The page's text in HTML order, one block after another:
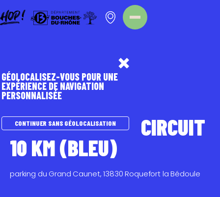
FONTBLANCHE- CIRCUIT
10 KM (BLEU)
parking du Grand Caunet, 13830 Roquefort la Bédoule
GÉOLOCALISEZ-VOUS POUR UNE
EXPÉRIENCE DE NAVIGATION
PERSONNALISÉE
CONTINUER SANS GÉOLOCALISATION